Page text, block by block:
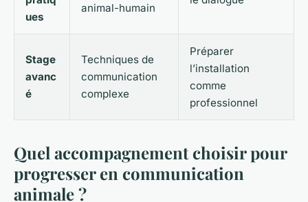
ues
animal-humain
Stage
avanc
é
Techniques de
communication
complexe
Préparer
l’installation
comme
professionnel
Quel accompagnement choisir pour
progresser en communication
animale ?